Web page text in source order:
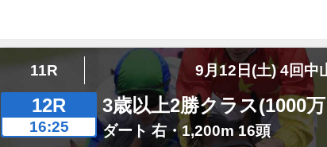
11R 9月12日(土) 4回中
12R
16:25
3歳以上2勝クラス(1000
ダート 右・1,200m 16頭